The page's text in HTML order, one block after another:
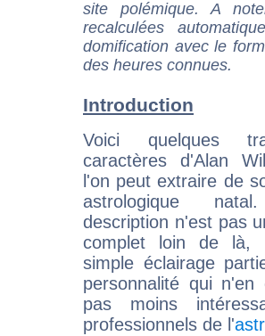
site polémique. A
recalculées
domification avec le
des heures connues.
Introduction
Voici quelques
caractères d'Alan
l'on peut extraire de
astrologique
description n'est pas
complet loin de là,
simple éclairage
personnalité qui n'en
pas moins
professionnels de l'